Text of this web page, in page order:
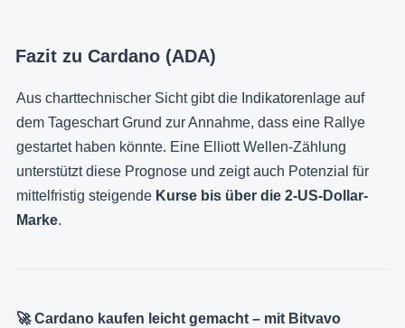
Fazit zu Cardano (ADA)
Aus charttechnischer Sicht gibt die Indikatorenlage auf
dem Tageschart Grund zur Annahme, dass eine Rallye
gestartet haben könnte. Eine Elliott Wellen-Zählung
unterstützt diese Prognose und zeigt auch Potenzial für
mittelfristig steigende Kurse bis über die 2-US-Dollar-
Marke.
🚀 Cardano kaufen leicht gemacht – mit Bitvavo